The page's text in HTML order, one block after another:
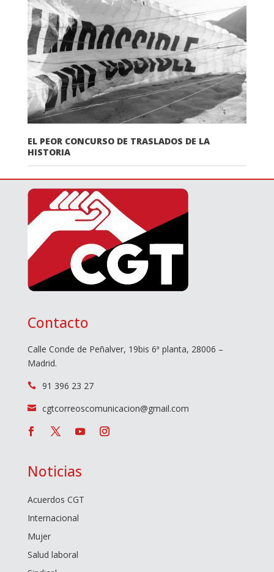
EL PEOR CONCURSO DE TRASLADOS DE LA
HISTORIA
Contacto
Calle Conde de Peñalver, 19bis 6ª planta, 28006 –
Madrid.
 91 396 23 27
 cgtcorreoscomunicacion@gmail.com
Noticias
Acuerdos CGT
Internacional
Mujer
Salud laboral